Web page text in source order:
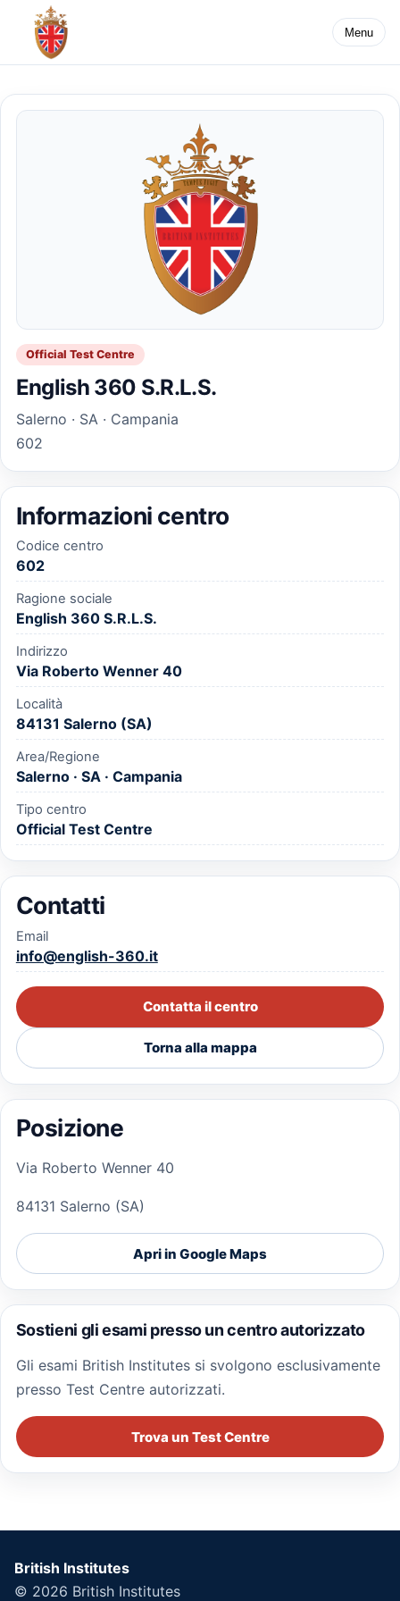
Menu
Official Test Centre
English 360 S.R.L.S.
Salerno · SA · Campania
602
Informazioni centro
Codice centro
602
Ragione sociale
English 360 S.R.L.S.
Indirizzo
Via Roberto Wenner 40
Località
84131 Salerno (SA)
Area/Regione
Salerno · SA · Campania
Tipo centro
Official Test Centre
Contatti
Email
info@english-360.it
Contatta il centro
Torna alla mappa
Posizione
Via Roberto Wenner 40
84131 Salerno (SA)
Apri in Google Maps
Sostieni gli esami presso un centro autorizzato
Gli esami British Institutes si svolgono esclusivamente
presso Test Centre autorizzati.
Trova un Test Centre
British Institutes
© 2026 British Institutes